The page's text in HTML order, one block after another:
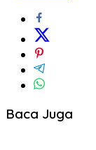
Baca Juga